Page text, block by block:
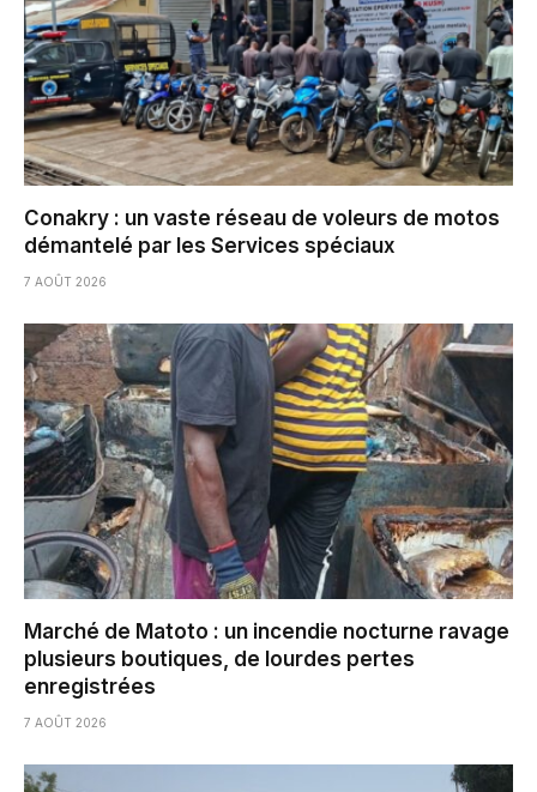
Conakry : un vaste réseau de voleurs de motos
démantelé par les Services spéciaux
7 AOÛT 2026
Marché de Matoto : un incendie nocturne ravage
plusieurs boutiques, de lourdes pertes
enregistrées
7 AOÛT 2026